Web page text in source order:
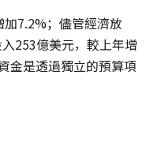
7.2%；儘管經濟放
253億美元，較上年增
金是透過獨立的預算項